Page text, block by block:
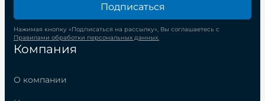
Компания
О компании
Подписаться
Нажимая кнопку «Подписаться на рассылку», Вы соглашаетесь с
Правилами обработки персональных данных.